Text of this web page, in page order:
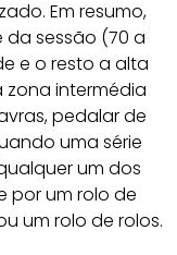
Em resumo,
sessão (70 a
e o resto a alta
intermédia
pedalar de
uma série
um dos
por um rolo de
um rolo de rolos.